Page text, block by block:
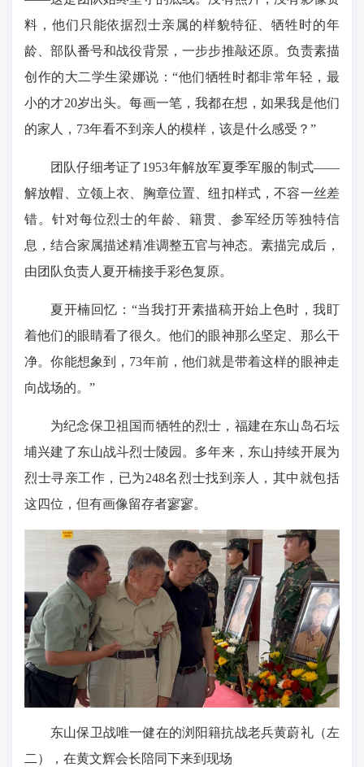
料，他们只能依据烈士亲属的样貌特征、牺牲时的年
龄、部队番号和战役背景，一步步推敲还原。负责素描
创作的大二学生梁娜说：“他们牺牲时都非常年轻，最
小的才20岁出头。每画一笔，我都在想，如果我是他们
的家人，73年看不到亲人的模样，该是什么感受？”
团队仔细考证了1953年解放军夏季军服的制式——
解放帽、立领上衣、胸章位置、纽扣样式，不容一丝差
错。针对每位烈士的年龄、籍贯、参军经历等独特信
息，结合家属描述精准调整五官与神态。素描完成后，
由团队负责人夏开楠接手彩色复原。
夏开楠回忆：“当我打开素描稿开始上色时，我盯
着他们的眼睛看了很久。他们的眼神那么坚定、那么干
净。你能想象到，73年前，他们就是带着这样的眼神走
向战场的。”
为纪念保卫祖国而牺牲的烈士，福建在东山岛石坛
埔兴建了东山战斗烈士陵园。多年来，东山持续开展为
烈士寻亲工作，已为248名烈士找到亲人，其中就包括
这四位，但有画像留存者寥寥。
东山保卫战唯一健在的浏阳籍抗战老兵黄蔚礼（左
二），在黄文辉会长陪同下来到现场